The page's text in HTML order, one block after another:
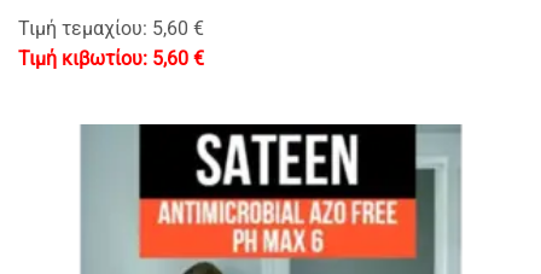
Τιμή τεμαχίου: 5,60 €
5,60 €